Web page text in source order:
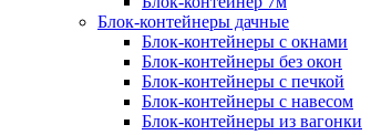
Блок-контейнеры дачные
Блок-контейнеры с окнами
Блок-контейнеры без окон
Блок-контейнеры с печкой
Блок-контейнеры с навесом
Блок-контейнеры из вагонки